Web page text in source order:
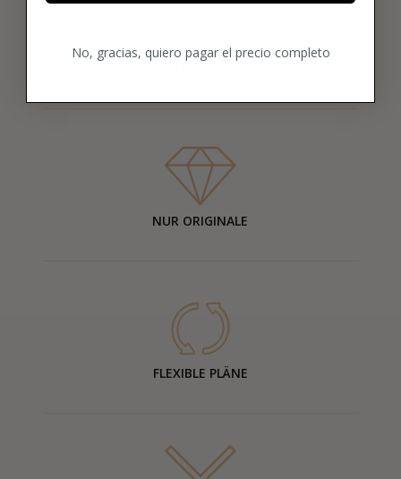
NUR ORIGINALE
FLEXIBLE PLÄNE
No, gracias, quiero pagar el precio completo